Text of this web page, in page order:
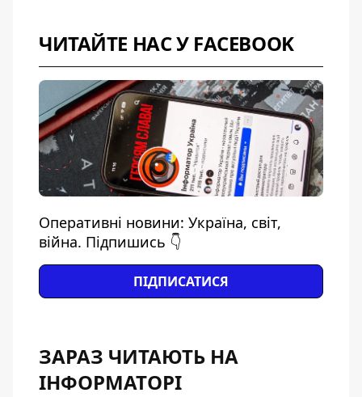
ЧИТАЙТЕ НАС У FACEBOOK
Оперативні новини: Україна, світ,
війна. Підпишись 👇
ПІДПИСАТИСЯ
ЗАРАЗ ЧИТАЮТЬ НА
ІНФОРМАТОРІ